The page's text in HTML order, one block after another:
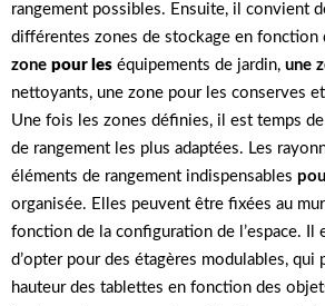
rangement possibles. Ensuite, il convient
différentes zones de stockage en fonction
zone pour les équipements de jardin, une
nettoyants, une zone pour les conserves
Une fois les zones définies, il est temps
de rangement les plus adaptées. Les
éléments de rangement indispensables
organisée. Elles peuvent être fixées au
fonction de la configuration de l’espace. Il
d’opter pour des étagères modulables, qui
hauteur des tablettes en fonction des